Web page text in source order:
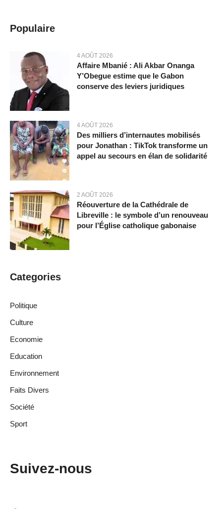
Populaire
4 AOÛT 2026
Affaire Mbanié : Ali Akbar Onanga
Y’Obegue estime que le Gabon
conserve des leviers juridiques
4 AOÛT 2026
Des milliers d’internautes mobilisés
pour Jonathan : TikTok transforme un
appel au secours en élan de solidarité
2 AOÛT 2026
Réouverture de la Cathédrale de
Libreville : le symbole d’un renouveau
pour l’Église catholique gabonaise
Categories
Politique
Culture
Economie
Education
Environnement
Faits Divers
Société
Sport
Suivez-nous